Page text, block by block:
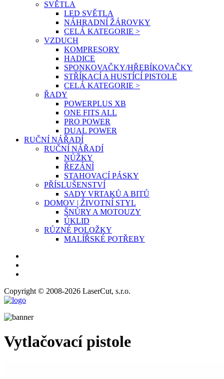
SVĚTLA
LED SVĚTLA
NÁHRADNÍ ŽÁROVKY
CELÁ KATEGORIE >
VZDUCH
KOMPRESORY
HADICE
SPONKOVAČKY/HŘEBÍKOVAČKY
STŘÍKACÍ A HUSTÍCÍ PISTOLE
CELÁ KATEGORIE >
ŘADY
POWERPLUS XB
ONE FITS ALL
PRO POWER
DUAL POWER
RUČNÍ NÁŘADÍ
RUČNÍ NÁŘADÍ
NŮŽKY
ŘEZÁNÍ
STAHOVACÍ PÁSKY
PŘÍSLUŠENSTVÍ
SADY VRTAKŮ A BITŮ
DOMOV | ŽIVOTNÍ STYL
ŠNŮRY A MOTOUZY
ÚKLID
RŮZNÉ POLOŽKY
MALÍŘSKÉ POTŘEBY
Copyright © 2008-2026 LaserCut, s.r.o.
Vytlačovací pistole